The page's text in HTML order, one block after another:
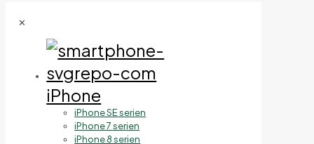
✕
iPhone
iPhone SE serien
iPhone 7 serien
iPhone 8 serien